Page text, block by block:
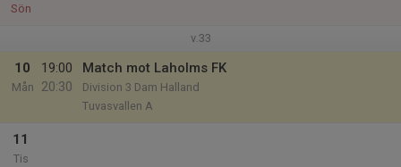
Sön
v.33
10
Mån
19:00
20:30
Match mot Laholms FK
Division 3 Dam Halland
Tuvasvallen A
11
Tis